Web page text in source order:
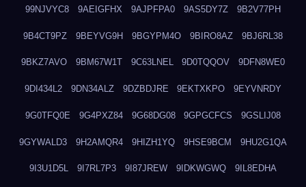
99NJVYC8 9AEIGFHX 9AJPFPA0 9AS5DY7Z 9B2V77PH
9B4CT9PZ 9BEYVG9H 9BGYPM4O 9BIRO8AZ 9BJ6RL38
9BKZ7AVO 9BM67W1T 9C63LNEL 9D0TQQOV 9DFN8WE0
9DI434L2 9DN34ALZ 9DZBDJRE 9EKTXKPO 9EYVNRDY
9G0TFQ0E 9G4PXZ84 9G68DG08 9GPGCFCS 9GSLIJ08
9GYWALD3 9H2AMQR4 9HIZH1YQ 9HSE9BCM 9HU2G1QA
9I3U1D5L 9I7RL7P3 9I87JREW 9IDKWGWQ 9IL8EDHA